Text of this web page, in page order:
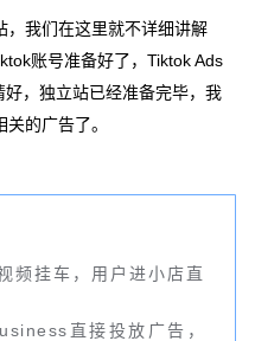
，我们在这里就不详细讲解
账号准备好了，Tiktok Ads
，独立站已经准备完毕，我
的广告了。
频挂车，用户进小店直
直接投放广告，